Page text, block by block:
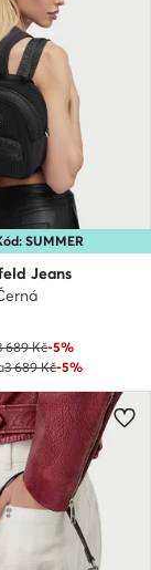
SUMMER
Jeans
689 Kč-5%
3 689 Kč-5%